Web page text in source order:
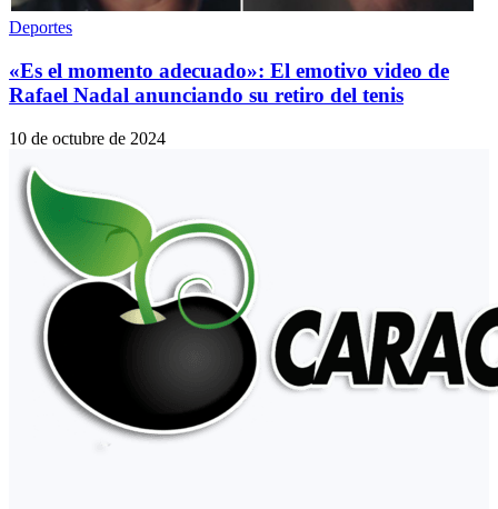
Deportes
«Es el momento adecuado»: El emotivo video de
Rafael Nadal anunciando su retiro del tenis
10 de octubre de 2024